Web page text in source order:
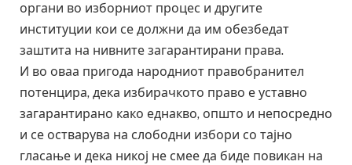
органи во изборниот процес и другите
институции кои се должни да им обезбедат
заштита на нивните загарантирани права.
И во оваа пригода народниот правобранител
потенцира, дека избирачкото право е уставно
загарантирано како еднакво, општо и непосредно
и се остварува на слободни избори со тајно
гласање и дека никој не смее да биде повикан на